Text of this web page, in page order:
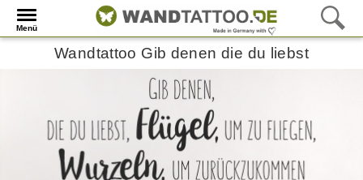
Menü
Wandtattoo Gib denen die du liebst